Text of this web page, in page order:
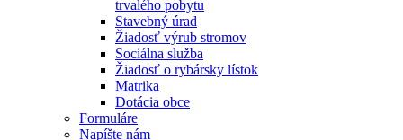
trvalého pobytu
Stavebný úrad
Žiadosť výrub stromov
Sociálna služba
Žiadosť o rybársky lístok
Matrika
Dotácia obce
Formuláre
Napíšte nám